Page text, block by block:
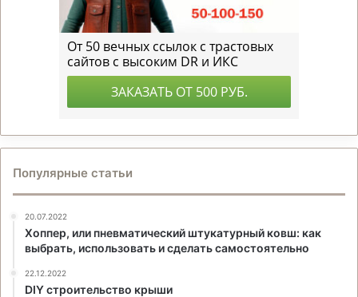
Популярные статьи
20.07.2022
Хоппер, или пневматический штукатурный ковш: как
выбрать, использовать и сделать самостоятельно
22.12.2022
DIY строительство крыши